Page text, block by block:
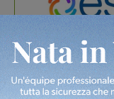
In vetrina 3
Estra Notizie